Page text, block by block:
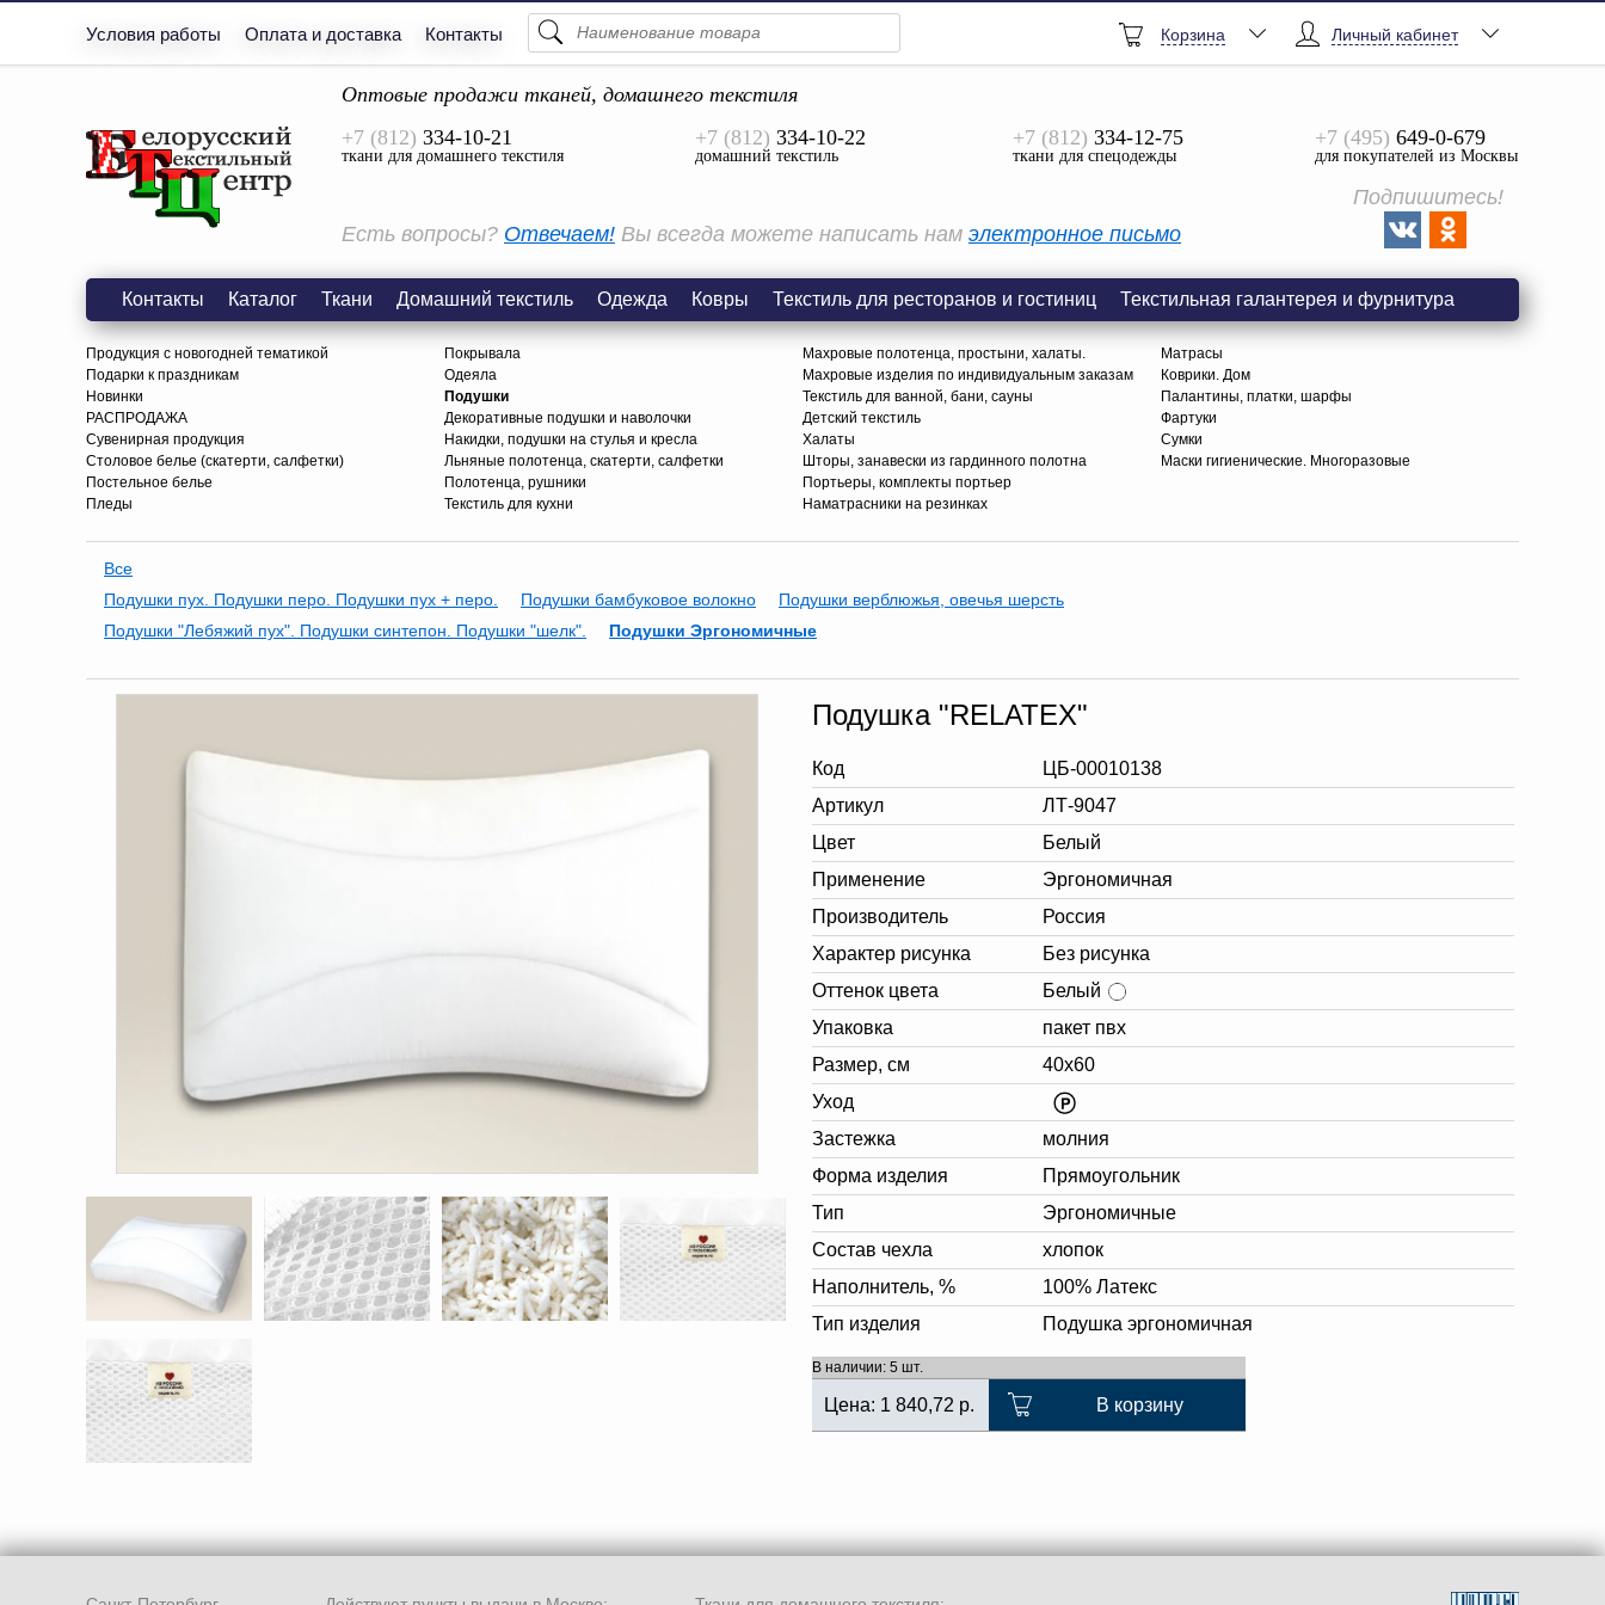
Условия работы Оплата и доставка Контакты
Просмотреть Все
Личный кабинет
Корзина
Оптовые продажи тканей, домашнего текстиля
+7 (812) 334-10-21
ткани для домашнего текстиля
+7 (812) 334-10-22
домашний текстиль
+7 (812) 334-12-75
ткани для спецодежды
+7 (495) 649-0-679
для покупателей из Москвы
Есть вопросы? Отвечаем! Вы всегда можете написать нам электронное письмо
Подпишитесь!
Контакты Каталог Ткани Домашний текстиль Одежда Ковры Текстиль для ресторанов и гостиниц Текстильная галантерея и фурнитура
Продукция с новогодней тематикой
Подарки к праздникам
Новинки
РАСПРОДАЖА
Сувенирная продукция
Столовое белье (скатерти, салфетки)
Постельное белье
Пледы
Покрывала
Одеяла
Подушки
Декоративные подушки и наволочки
Накидки, подушки на стулья и кресла
Льняные полотенца, скатерти, салфетки
Полотенца, рушники
Текстиль для кухни
Махровые полотенца, простыни, халаты.
Махровые изделия по индивидуальным заказам
Текстиль для ванной, бани, сауны
Детский текстиль
Халаты
Шторы, занавески из гардинного полотна
Портьеры, комплекты портьер
Наматрасники на резинках
Матрасы
Коврики. Дом
Палантины, платки, шарфы
Фартуки
Сумки
Маски гигиенические. Многоразовые
Все
Подушки пух. Подушки перо. Подушки пух + перо.
Подушки бамбуковое волокно
Подушки верблюжья, овечья шерсть
Подушки "Лебяжий пух". Подушки синтепон. Подушки "шелк".
Подушки Эргономичные
Подушка "RELATEX"
Код
ЦБ-00010138
Артикул
ЛТ-9047
Цвет
Белый
Применение
Эргономичная
Производитель
Россия
Характер рисунка
Без рисунка
Оттенок цвета
Белый
Упаковка
пакет пвх
Размер, см
40х60
Уход
Застежка
молния
Форма изделия
Прямоугольник
Тип
Эргономичные
Состав чехла
хлопок
Наполнитель, %
100% Латекс
Тип изделия
Подушка эргономичная
В наличии: 5 шт.
Цена: 1 840,72 р. В корзину